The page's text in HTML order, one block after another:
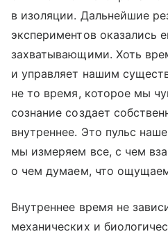
в изоляции. Дальнейшие
экспериментов оказались
захватывающими. Хоть
и управляет нашим
не то время, которое мы
сознание создает
внутреннее. Это пульс
мы измеряем все, с чем
о чем думаем, что
Внутреннее время не
механических и